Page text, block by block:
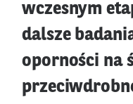
wczesnym
dalsze
oporności na